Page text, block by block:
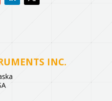
INC.